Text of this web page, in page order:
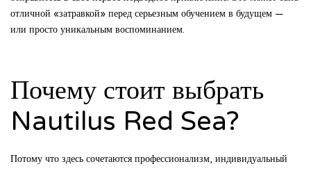
отличной «затравкой» перед серьезным обучением в будущем —
или просто уникальным воспоминанием.
Почему стоит выбрать
Nautilus Red Sea?
Потому что здесь сочетаются профессионализм, индивидуальный